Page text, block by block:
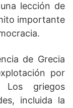
lección de
importante
de Grecia
por
Los griegos
incluida la